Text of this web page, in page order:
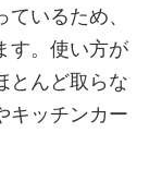
いるため、
す。使い方が
とんど取らな
キッチンカー